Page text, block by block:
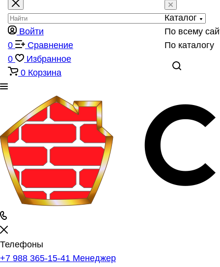
Каталог
По всему
По каталогу
Войти
0
Сравнение
0
Избранное
0 Корзина
Телефоны
+7 988 365-15-41 Менеджер